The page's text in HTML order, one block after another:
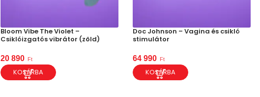
Bloom Vibe The Violet –
Csiklóizgatós vibrátor (zöld)
20 890 Ft
KOSÁRBA
Doc Johnson – Vagina és csikló
stimulátor
64 990 Ft
KOSÁRBA